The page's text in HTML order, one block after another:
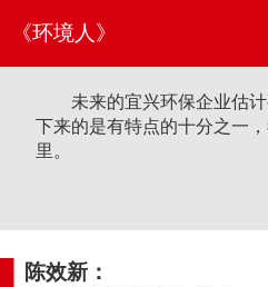
《环境人》
未来的宜兴环保企业估计
下来的是有特点的十分之一
里。
陈效新：